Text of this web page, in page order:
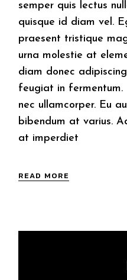
semper quis lectus
quisque id diam vel.
praesent tristique
urna molestie at
diam donec
feugiat in fermentum.
nec ullamcorper. Eu
bibendum at varius.
at imperdiet
READ MORE